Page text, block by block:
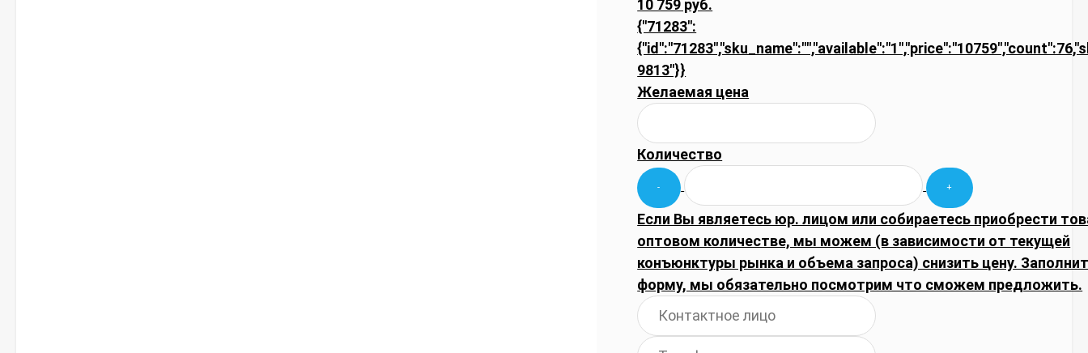
10 759 руб.
{"71283":
9813"}}
Желаемая цена
Количество
Если Вы являетесь юр. лицом или собираетесь приобрести
оптовом количестве, мы можем (в зависимости от текущей
конъюнктуры рынка и объема запроса) снизить цену.
форму, мы обязательно посмотрим что сможем предложить.